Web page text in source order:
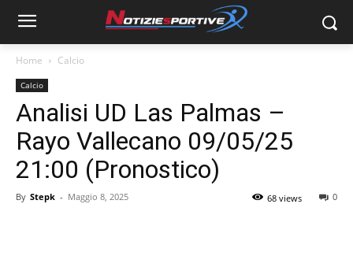
Home Calcio
Calcio
Analisi UD Las Palmas –
Rayo Vallecano 09/05/25
21:00 (Pronostico)
By Stepk - Maggio 8, 2025 0
68 views